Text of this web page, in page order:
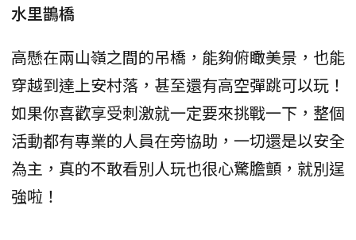
水里鵲橋
高懸在兩山嶺之間的吊橋，能夠俯瞰美景，也能
穿越到達上安村落，甚至還有高空彈跳可以玩！
如果你喜歡享受刺激就一定要來挑戰一下，整個
活動都有專業的人員在旁協助，一切還是以安全
為主，真的不敢看別人玩也很心驚膽顫，就別逞
強啦！